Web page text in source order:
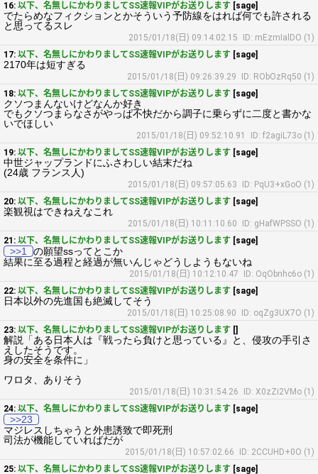
16: 以下、名無しにかわりましてSS速報VIPがお送りします [sage]
でたらめなフィクションとかそういう予防線をはれば何でも許される
と思ってるスレ
2015/01/18(日) 09:14:02.15
ID: mEzmIalDO (1)
17: 以下、名無しにかわりましてSS速報VIPがお送りします [sage]
2170年は短すぎる
2015/01/18(日) 09:26:39.29
ID: RObOzRq50 (1)
18: 以下、名無しにかわりましてSS速報VIPがお送りします [sage]
クソつまんないけどなんか好き
でもクソつまらなさがやっぱ不快だから調子に乗らずに二度と書かな
いでほしい
2015/01/18(日) 09:52:10.91
ID: f2agiL73o (1)
19: 以下、名無しにかわりましてSS速報VIPがお送りします [sage]
中世ジャップランドにふさわしい結末だね
(24歳 フランス人)
2015/01/18(日) 09:57:05.63
ID: PqU3+xGoO (1)
20: 以下、名無しにかわりましてSS速報VIPがお送りします [sage]
楽観視はできねえなこれ
2015/01/18(日) 10:11:10.60
ID: gHafWPSSO (1)
21: 以下、名無しにかわりましてSS速報VIPがお送りします [sage]
>>1
の願望ssってとこか
結果に至る過程と経過が無いんじゃどうしようもないね
2015/01/18(日) 10:12:10.47
ID: OqObnhc6o (1)
22: 以下、名無しにかわりましてSS速報VIPがお送りします [sage]
日本以外の先進国も絶滅してそう
2015/01/18(日) 10:25:08.90
ID: oqZg3UX7O (1)
23: 以下、名無しにかわりましてSS速報VIPがお送りします []
解説「ある日本人は『戦ったら負けと思っている』と、侵攻の手引さ
えしたそうです。
身の安全を条件に」
ワロタ、ありそう
2015/01/18(日) 10:31:54.26
ID: X0zZi2VMo (1)
24: 以下、名無しにかわりましてSS速報VIPがお送りします [sage]
>>23
マジレスしちゃうと外患誘致で即死刑
司法が機能していればだが
2015/01/18(日) 10:57:02.66
ID: 2CCUHD+0O (1)
25: 以下、名無しにかわりましてSS速報VIPがお送りします [sage]